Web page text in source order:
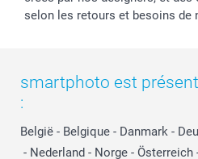
selon les retours et besoins de
smartphoto est
:
België - Belgique - Danmark -
- Nederland - Norge - Österreich